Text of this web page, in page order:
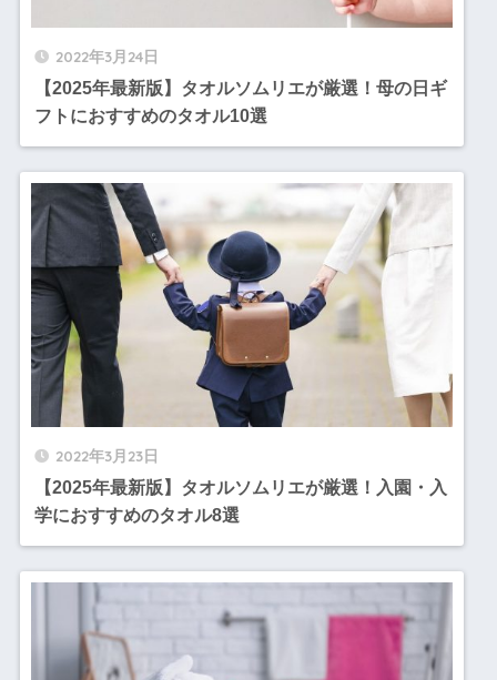
2022年3月24日
【2025年最新版】タオルソムリエが厳選！母の日ギ
フトにおすすめのタオル10選
2022年3月23日
【2025年最新版】タオルソムリエが厳選！入園・入
学におすすめのタオル8選